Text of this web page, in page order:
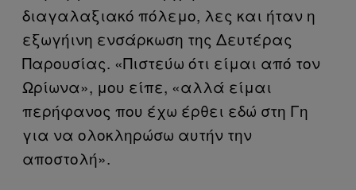
διαγαλαξιακό πόλεμο, λες και ήταν η
εξωγήινη ενσάρκωση της Δευτέρας
Παρουσίας. «Πιστεύω ότι είμαι από τον
Ωρίωνα», μου είπε, «αλλά είμαι
περήφανος που έχω έρθει εδώ στη Γη
για να ολοκληρώσω αυτήν την
αποστολή».